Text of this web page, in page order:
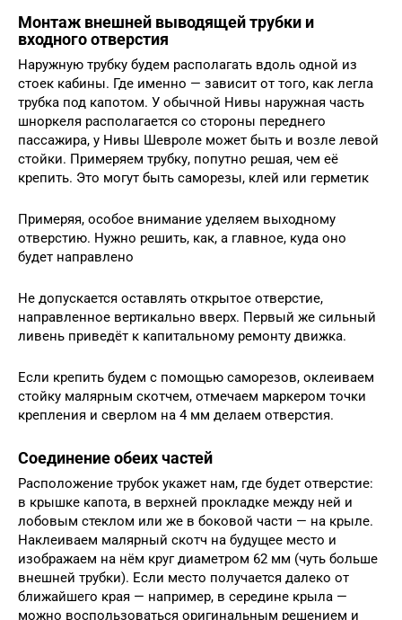
Монтаж внешней выводящей трубки и
входного отверстия
Наружную трубку будем располагать вдоль одной из
стоек кабины. Где именно — зависит от того, как легла
трубка под капотом. У обычной Нивы наружная часть
шноркеля располагается со стороны переднего
пассажира, у Нивы Шевроле может быть и возле левой
стойки. Примеряем трубку, попутно решая, чем её
крепить. Это могут быть саморезы, клей или герметик
Примеряя, особое внимание уделяем выходному
отверстию. Нужно решить, как, а главное, куда оно
будет направлено
Не допускается оставлять открытое отверстие,
направленное вертикально вверх. Первый же сильный
ливень приведёт к капитальному ремонту движка.
Если крепить будем с помощью саморезов, оклеиваем
стойку малярным скотчем, отмечаем маркером точки
крепления и сверлом на 4 мм делаем отверстия.
Соединение обеих частей
Расположение трубок укажет нам, где будет отверстие:
в крышке капота, в верхней прокладке между ней и
лобовым стеклом или же в боковой части — на крыле.
Наклеиваем малярный скотч на будущее место и
изображаем на нём круг диаметром 62 мм (чуть больше
внешней трубки). Если место получается далеко от
ближайшего края — например, в середине крыла —
можно воспользоваться оригинальным решением и